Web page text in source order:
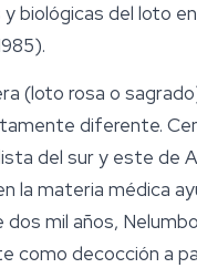
biológicas del loto
(loto rosa o
diferente.
del sur y este de
la materia médica
mil años, Nelumbo
como decocción a